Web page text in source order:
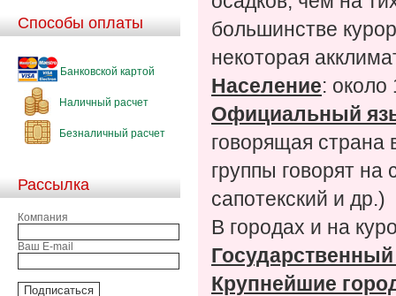
Способы оплаты
Банковской картой
Наличный расчет
Безналичный расчет
Рассылка
Компания
Ваш E-mail
большинстве
некоторая
Население: около
Официальный
говорящая страна
группы говорят
сапотекский и др.)
В городах и на
Крупнейшие